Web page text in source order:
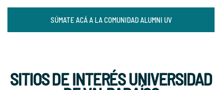
SÚMATE ACÁ A LA COMUNIDAD ALUMNI UV
SITIOS DE INTERÉS UNIVERSIDAD